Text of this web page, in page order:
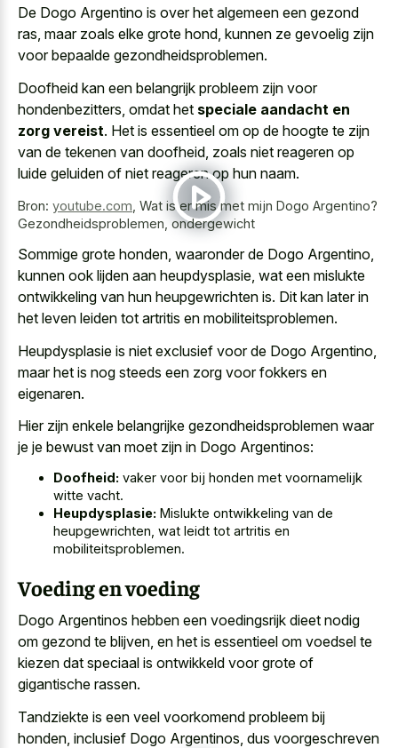
De Dogo Argentino is over het algemeen een gezond
ras, maar zoals elke grote hond, kunnen ze gevoelig zijn
voor bepaalde gezondheidsproblemen.
Doofheid kan een belangrijk probleem zijn voor
hondenbezitters, omdat het speciale aandacht en
zorg vereist. Het is essentieel om op de hoogte te zijn
van de tekenen van doofheid, zoals niet reageren op
luide geluiden of niet reageren op hun naam.
Bron: youtube.com Wat is er mis met mijn Dogo Argentino?
Gezondheidsproblemen, ondergewicht
Sommige grote honden, waaronder de Dogo Argentino,
kunnen ook lijden aan heupdysplasie, wat een mislukte
ontwikkeling van hun heupgewrichten is. Dit kan later in
het leven leiden tot artritis en mobiliteitsproblemen.
Heupdysplasie is niet exclusief voor de Dogo Argentino,
maar het is nog steeds een zorg voor fokkers en
eigenaren.
Hier zijn enkele belangrijke gezondheidsproblemen waar
je je bewust van moet zijn in Dogo Argentinos:
Doofheid: vaker voor bij honden met voornamelijk
witte vacht.
Heupdysplasie: Mislukte ontwikkeling van de
heupgewrichten, wat leidt tot artritis en
mobiliteitsproblemen.
Voeding en voeding
Dogo Argentinos hebben een voedingsrijk dieet nodig
om gezond te blijven, en het is essentieel om voedsel te
kiezen dat speciaal is ontwikkeld voor grote of
gigantische rassen.
Tandziekte is een veel voorkomend probleem bij
honden, inclusief Dogo Argentinos, dus voorgeschreven